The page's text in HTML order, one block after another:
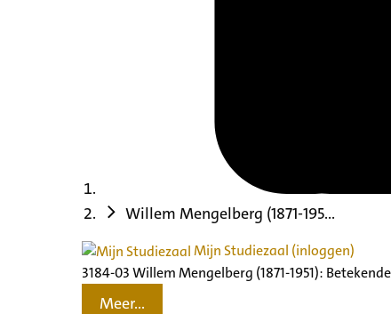
Willem Mengelberg (1871-195...
Mijn Studiezaal (inloggen)
3184-03 Willem Mengelberg (1871-1951):
Meer...